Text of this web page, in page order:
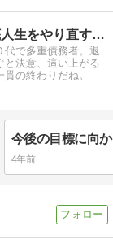
借金600万を返済記。ドン底人生をやり直すブログ。
代で多重債務者。退
と決意、這い上がる
の終わりだね。
4年前